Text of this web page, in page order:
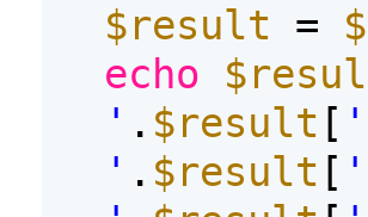
$result =
echo
' . $result [
' . $result [